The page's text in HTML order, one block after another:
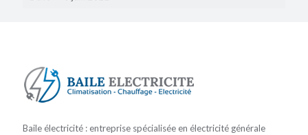
Baile électricité : entreprise spécialisée en électricité générale